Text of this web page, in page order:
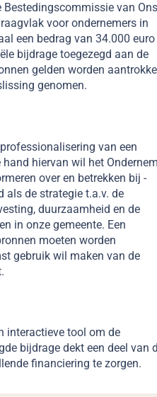
van Ons
voor ondernemers in
een bedrag van 34.000 euro
bijdrage toegezegd aan de
gelden worden
genomen.
van een
hiervan wil het
over en betrekken bij -
als de strategie t.a.v. de
duurzaamheid en de
in onze gemeente. Een
moeten worden
gebruik wil maken van de
interactieve tool om de
bijdrage dekt een deel van
financiering te zorgen.